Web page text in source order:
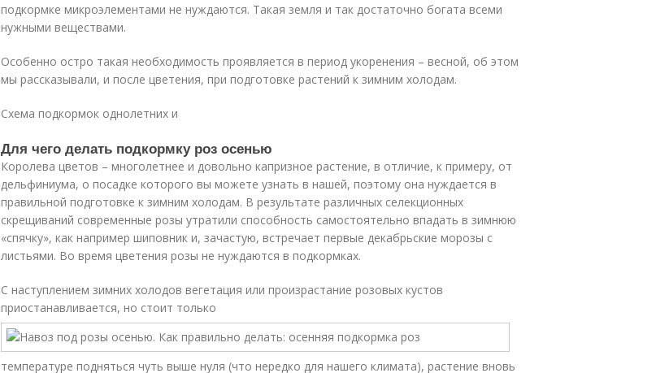
подкормке микроэлементами не нуждаются. Такая земля и так достаточно богата всеми
нужными веществами.
Особенно остро такая необходимость проявляется в период укоренения – весной, об этом
мы рассказывали, и после цветения, при подготовке растений к зимним холодам.
Схема подкормок однолетних и
Для чего делать подкормку роз осенью
Королева цветов – многолетнее и довольно капризное растение, в отличие, к примеру, от
дельфиниума, о посадке которого вы можете узнать в нашей, поэтому она нуждается в
правильной подготовке к зимним холодам. В результате различных селекционных
скрещиваний современные розы утратили способность самостоятельно впадать в зимнюю
«спячку», как например шиповник и, зачастую, встречает первые декабрьские морозы с
листьями. Во время цветения розы не нуждаются в подкормках.
С наступлением зимних холодов вегетация или произрастание розовых кустов
приостанавливается, но стоит только
температуре подняться чуть выше нуля (что нередко для нашего климата), растение вновь